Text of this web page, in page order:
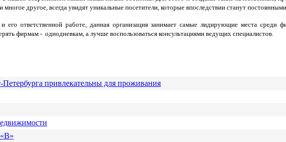
многое другое, всегда увидят уникальные посетители, которые впоследствии станут
его ответственной работе, данная организация занимает самые лидирующие места среди
фирмам - однодневкам, а лучше воспользоваться консультациями ведущих специалистов.
привлекательны для проживания